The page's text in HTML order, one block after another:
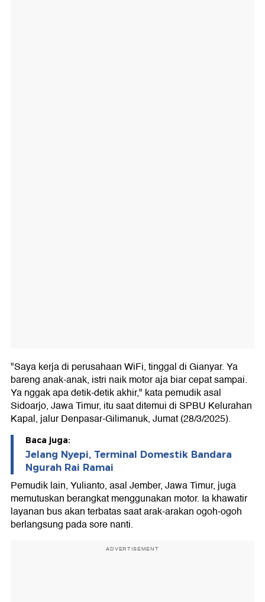
"Saya kerja di perusahaan WiFi, tinggal di Gianyar. Ya
bareng anak-anak, istri naik motor aja biar cepat sampai.
Ya nggak apa detik-detik akhir," kata pemudik asal
Sidoarjo, Jawa Timur, itu saat ditemui di SPBU Kelurahan
Kapal, jalur Denpasar-Gilimanuk, Jumat (28/3/2025).
Baca juga:
Jelang Nyepi, Terminal Domestik Bandara
Ngurah Rai Ramai
Pemudik lain, Yulianto, asal Jember, Jawa Timur, juga
memutuskan berangkat menggunakan motor. Ia khawatir
layanan bus akan terbatas saat arak-arakan ogoh-ogoh
berlangsung pada sore nanti.
ADVERTISEMENT